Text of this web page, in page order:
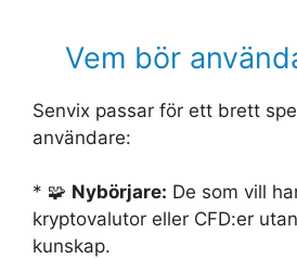
Vem bör
Senvix passar för ett brett
användare:
* 🧩 Nybörjare: De som vill
kryptovalutor eller CFD:er
kunskap.